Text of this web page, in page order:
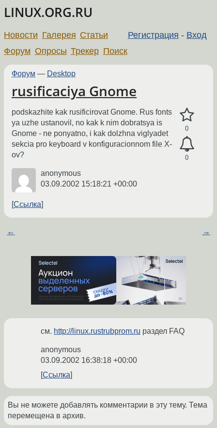
LINUX.ORG.RU
Регистрация - Вход
Новости Галерея Статьи
Форум Опросы Трекер Поиск
Форум — Desktop
rusificaciya Gnome
0
0
podskazhite kak rusificirovat Gnome. Rus fonts
ya uzhe ustanovil, no kak k nim dobratsya is
Gnome - ne ponyatno, i kak dolzhna viglyadet
sekcia pro keyboard v konfiguracionnom file X-
ov?
anonymous
03.09.2002 15:18:21 +00:00
Ссылка
← →
см. http://linux.rustrubprom.ru раздел FAQ
anonymous
03.09.2002 16:38:18 +00:00
Ссылка
Вы не можете добавлять комментарии в эту тему. Тема
перемещена в архив.